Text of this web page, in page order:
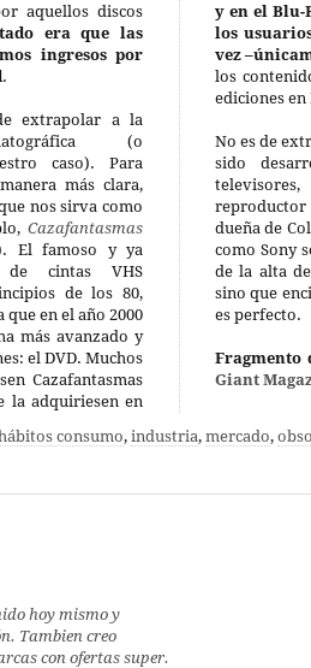
aquellos discos
era que las
ingresos por
.
extrapolar a la
(o
caso). Para
más clara,
nos sirva como
Cazafantasmas
El famoso y ya
de cintas VHS
de los 80,
que en el año 2000
más avanzado y
el DVD. Muchos
Cazafantasmas
la adquiriesen en
y en el Blu-
los
vez
los
ediciones en
No es de
sido
reproductor
dueña de
como Sony
de la alta
sino que
es perfecto.
Fragmento
Giant
consumo, industria, mercado,
hoy mismo y
Tambien creo
con ofertas super.